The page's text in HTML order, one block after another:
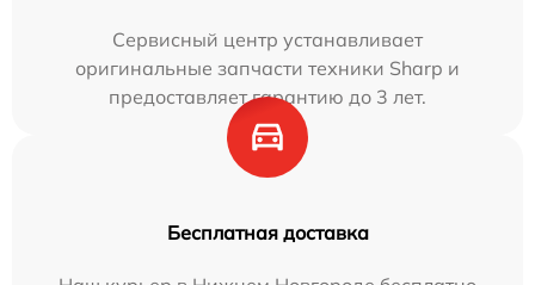
Сервисный центр устанавливает
оригинальные запчасти техники Sharp и
предоставляет гарантию до 3 лет.
Бесплатная доставка